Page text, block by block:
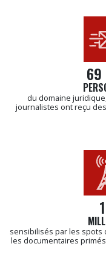
69
du domaine
journalistes ont reçu
sensibilisés par les spots
les documentaires